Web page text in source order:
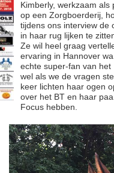
Kimberly, werkzaam als
op een Zorgboerderij,
tijdens ons interview de
in haar rug lijken te
Ze wil heel graag
ervaring in Hannover
echte super-fan van het
wel als we de vragen
keer lichten haar ogen
over het BT en haar
Focus hebben.